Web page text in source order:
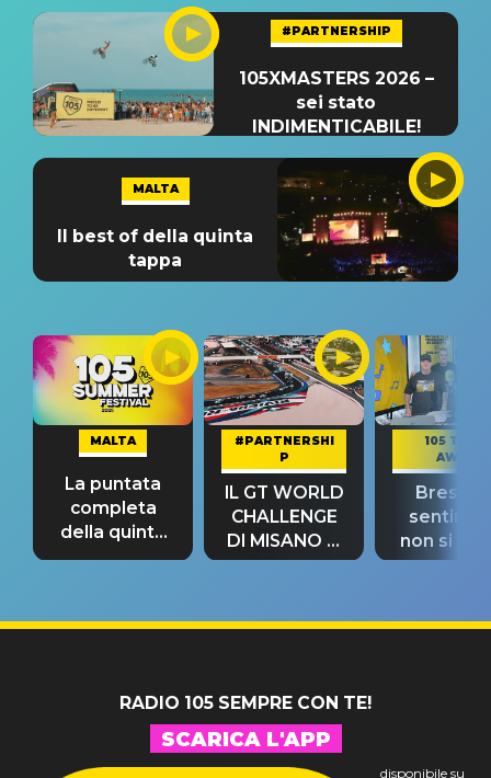
#PARTNERSHIP
105XMASTERS 2026 –
sei stato
INDIMENTICABILE!
MALTA
Il best of della quinta
tappa
MALTA
La puntata
completa
della quinta
tappa
#PARTNERSHI
P
IL GT WORLD
CHALLENGE
DI MISANO si
riconferma
105 TAKE
AWAY
Bresh:
non si
fino alla
RADIO 105 SEMPRE CON TE!
SCARICA L'APP
disponibile su